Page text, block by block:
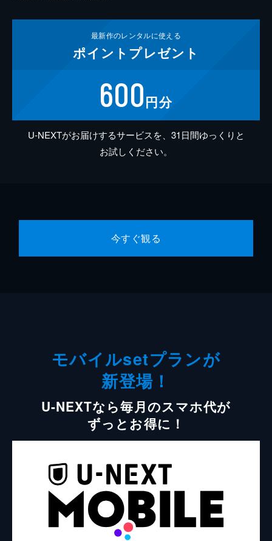
最新作のレンタルに使える
ポイント プレゼント
600円分
U-NEXTがお届けするサービスを、31日間ゆっくりと
お試しください。
今すぐ観る
モバイルsetプランが
新登場！
U-NEXTなら毎月のスマホ代が
ずっとお得に！